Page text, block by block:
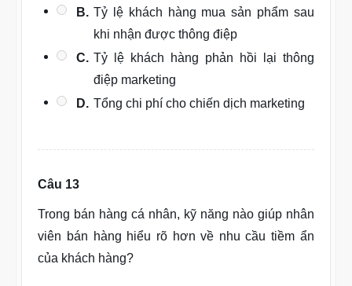
B. Tỷ lệ khách hàng mua sản phẩm sau
khi nhận được thông điệp
C. Tỷ lệ khách hàng phản hồi lại thông
điệp marketing
D. Tổng chi phí cho chiến dịch marketing
Câu 13
Trong bán hàng cá nhân, kỹ năng nào giúp nhân
viên bán hàng hiểu rõ hơn về nhu cầu tiềm ẩn
của khách hàng?